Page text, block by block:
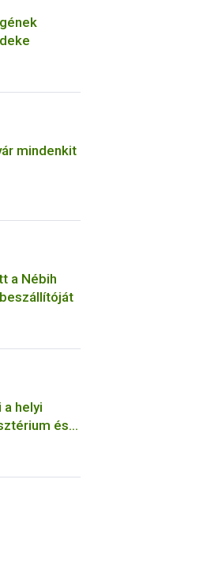
mindenkit
a Nébih
helyi
és a